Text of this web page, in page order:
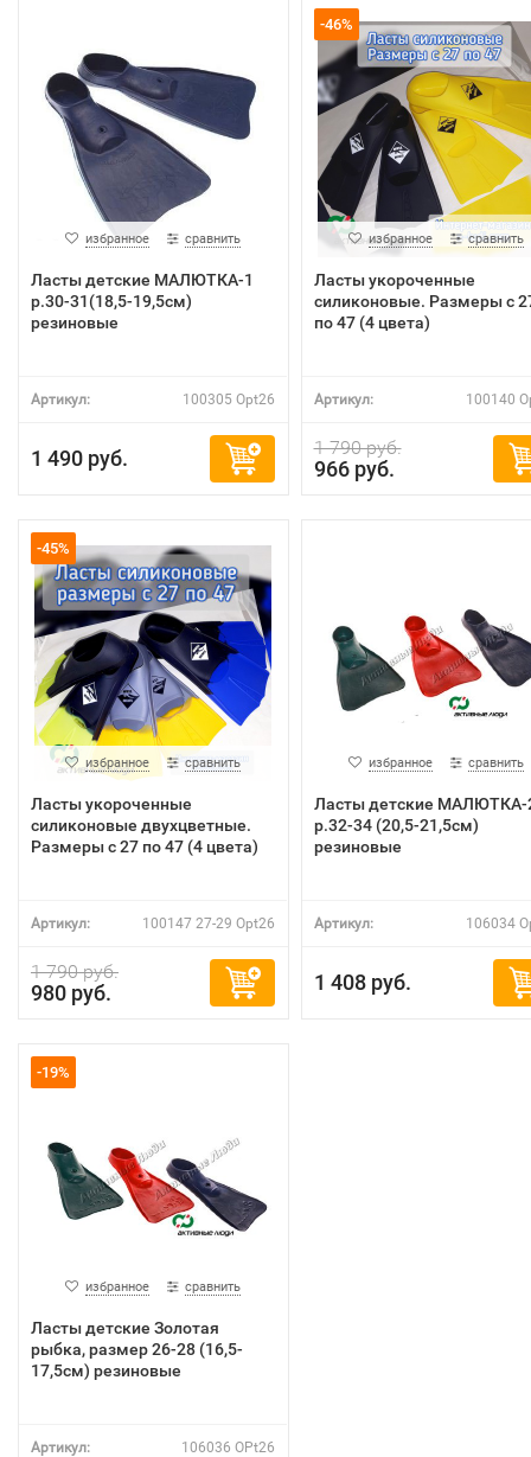
избранное сравнить
Ласты детские МАЛЮТКА-1
р.30-31(18,5-19,5см)
резиновые
Артикул: 100305 Opt26
1 490 руб.
-46%
избранное сравнить
Ласты укороченные
силиконовые. Размеры с
по 47 (4 цвета)
Артикул: 100140
1 790 руб.
966 руб.
-45%
избранное сравнить
Ласты укороченные
силиконовые двухцветные.
Размеры с 27 по 47 (4 цвета)
Артикул: 100147 27-29 Opt26
1 790 руб.
980 руб.
избранное сравнить
Ласты детские МАЛЮТКА-
р.32-34 (20,5-21,5см)
резиновые
Артикул: 106034
1 408 руб.
-19%
избранное сравнить
Ласты детские Золотая
рыбка, размер 26-28 (16,5-
17,5см) резиновые
Артикул: 106036 OPt26